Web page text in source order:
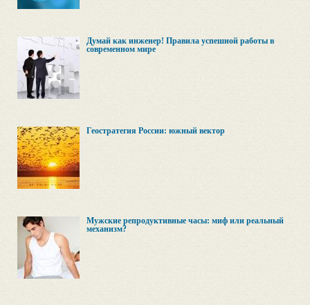
Думай как инженер! Правила успешной работы в
современном мире
Геостратегия России: южный вектор
Мужские репродуктивные часы: миф или реальный
механизм?